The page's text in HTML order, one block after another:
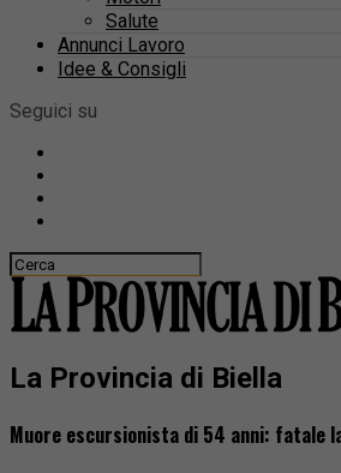
Salute
Annunci Lavoro
Idee & Consigli
Seguici su
La Provincia di Biella
Muore escursionista di 54 anni: fatale